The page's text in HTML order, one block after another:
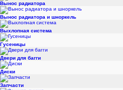
Вынос радиатора
Вынос радиатора и шноркель
Выхлопная система
Гусеницы
Двери для багги
Диски
Запчасти